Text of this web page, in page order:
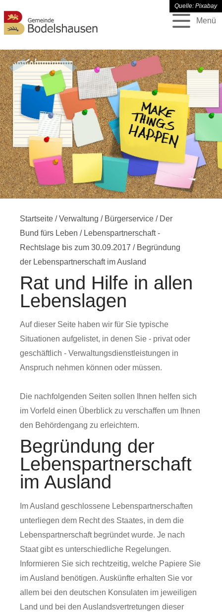
Menü
Quelle: Pixabay
Startseite /Verwaltung / Bürgerservice / Der
Bund fürs Leben / Lebenspartnerschaft -
Rechtslage bis zum 30.09.2017 / Begründung
der Lebenspartnerschaft im Ausland
Rat und Hilfe in allen
Lebenslagen
Auf dieser Seite haben wir für Sie typische
Situationen aufgelistet, in denen Sie - privat oder
geschäftlich - Verwaltungsdienstleistungen in
Anspruch nehmen können oder müssen.
Die nachfolgenden Seiten sollen Ihnen helfen sich
im Vorfeld einen Überblick zu verschaffen um Ihnen
den Behördengang zu erleichtern.
Begründung der
Lebenspartnerschaft
im Ausland
Im Ausland geschlossene Lebenspartnerschaften
unterliegen dem Recht des Staates, in dem die
Lebenspartnerschaft begründet wurde. Je nach
Staat gibt es unterschiedliche Regelungen.
Informieren Sie sich rechtzeitig, welche Papiere Sie
im Ausland benötigen. Auskünfte erhalten Sie vor
allem bei den deutschen Konsulaten im jeweiligen
Land und bei den Auslandsvertretungen dieser